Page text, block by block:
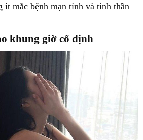
mắc bệnh mạn tính và tinh thần
khung giờ cố định